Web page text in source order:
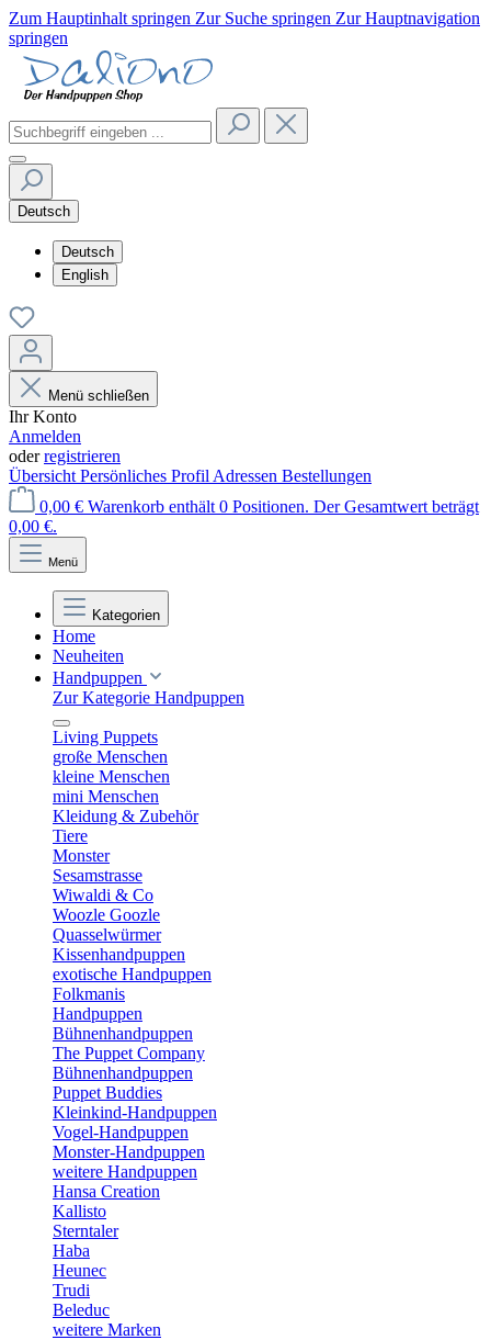
Zum Hauptinhalt springen Zur Suche springen Zur Hauptnavigation
springen
Deutsch
Deutsch
English
Menü schließen
Ihr Konto
Anmelden
oderregistrieren
Übersicht Persönliches Profil Adressen Bestellungen
0,00 € Warenkorb enthält 0 Positionen. Der Gesamtwert beträgt
0,00 €.
Menü
Kategorien
Home
Neuheiten
Handpuppen
Zur Kategorie Handpuppen
Living Puppets
große Menschen
kleine Menschen
mini Menschen
Kleidung & Zubehör
Tiere
Monster
Sesamstrasse
Wiwaldi & Co
Woozle Goozle
Quasselwürmer
Kissenhandpuppen
exotische Handpuppen
Folkmanis
Handpuppen
Bühnenhandpuppen
The Puppet Company
Bühnenhandpuppen
Puppet Buddies
Kleinkind-Handpuppen
Vogel-Handpuppen
Monster-Handpuppen
weitere Handpuppen
Hansa Creation
Kallisto
Sterntaler
Haba
Heunec
Trudi
Beleduc
weitere Marken